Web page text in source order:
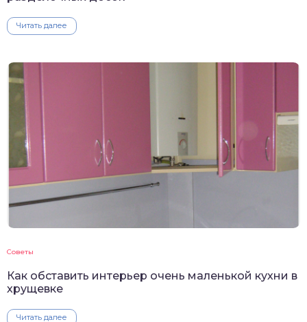
Читать далее
Советы
Как обставить интерьер очень маленькой кухни в
хрущевке
Читать далее